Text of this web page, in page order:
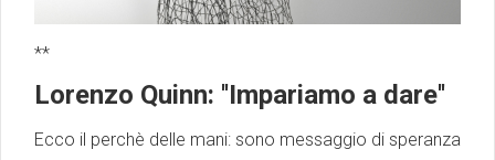
**
Lorenzo Quinn: ''Impariamo a dare''
Ecco il perchè delle mani: sono messaggio di speranza